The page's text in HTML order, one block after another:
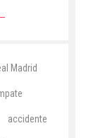
Madrid
accidente